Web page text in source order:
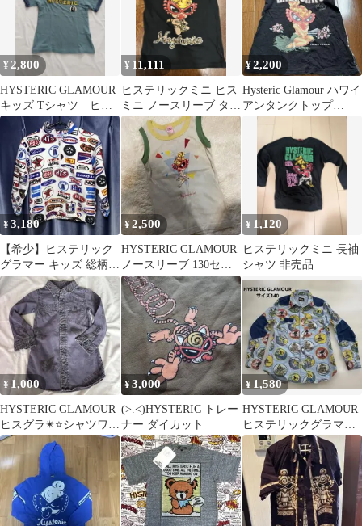
¥ 2,800
HYSTERIC GLAMOUR
キッズ Tシャツ ヒス
ガール
¥ 11,111
ヒステリックミニ ヒス
ミニ ノースリーブ タン
クトップ ブラック ヒョ
ウ柄
¥2,200
Hysteric Glamour ハワイ
アンタンクトップ
¥3,180
【希少】ヒステリック
グラマー キッズ 総柄
フリース ハーフジップ
120サイズ
¥2,500
HYSTERIC GLAMOUR
ノースリーブ 130セン
チ
¥ 1,120
ヒステリックミニ 長袖
シャツ 非売品
¥ 1,000
HYSTERIC GLAMOUR
ヒスグラ✴︎⭐️シャツワン
ピース 約100センチ
¥3,000
(>.<)HYSTERIC トレー
ナー ダイカット
¥ 1,580
HYSTERIC GLAMOUR
ヒステリックグラマー
長袖シャツサイズ140